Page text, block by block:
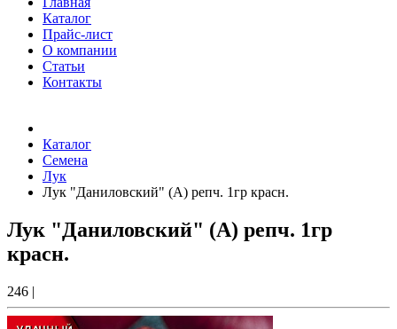
Каталог
Прайс-лист
О компании
Статьи
Контакты
Каталог
Семена
Лук
Лук "Даниловский" (А) репч. 1гр красн.
Лук "Даниловский" (А) репч. 1гр
красн.
246 |